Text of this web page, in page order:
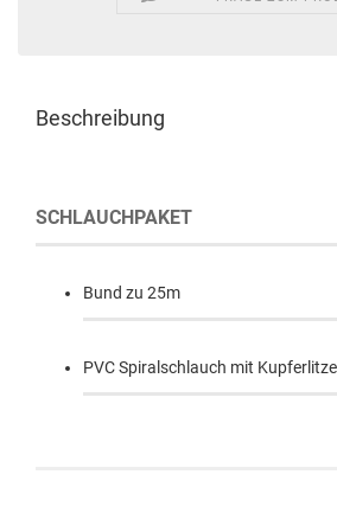
Beschreibung
SCHLAUCHPAKET
Bund zu 25m
PVC Spiralschlauch mit